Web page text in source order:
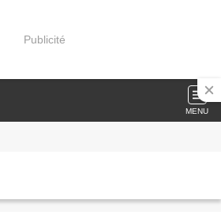
Publicité
MENU